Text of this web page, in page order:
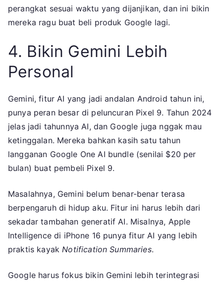
perangkat sesuai waktu yang dijanjikan, dan ini bikin
mereka ragu buat beli produk Google lagi.
4. Bikin Gemini Lebih
Personal
Gemini, fitur AI yang jadi andalan Android tahun ini,
punya peran besar di peluncuran Pixel 9. Tahun 2024
jelas jadi tahunnya AI, dan Google juga nggak mau
ketinggalan. Mereka bahkan kasih satu tahun
langganan Google One AI bundle (senilai $20 per
bulan) buat pembeli Pixel 9.
Masalahnya, Gemini belum benar-benar terasa
berpengaruh di hidup aku. Fitur ini harus lebih dari
sekadar tambahan generatif AI. Misalnya, Apple
Intelligence di iPhone 16 punya fitur AI yang lebih
praktis kayak Notification Summaries.
Google harus fokus bikin Gemini lebih terintegrasi